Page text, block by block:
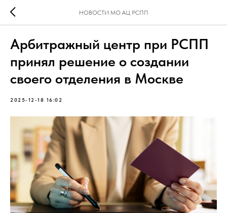
НОВОСТИ МО АЦ РСПП
Арбитражный центр при РСПП
принял решение о создании
своего отделения в Москве
2025-12-18 16:02